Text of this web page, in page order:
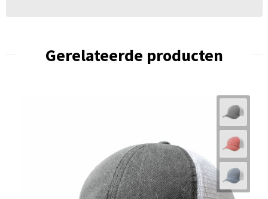
Gerelateerde producten